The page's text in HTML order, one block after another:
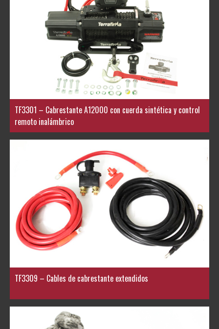
TF3301 – Cabrestante A12000 con cuerda sintética y control
remoto inalámbrico
TF3309 – Cables de cabrestante extendidos